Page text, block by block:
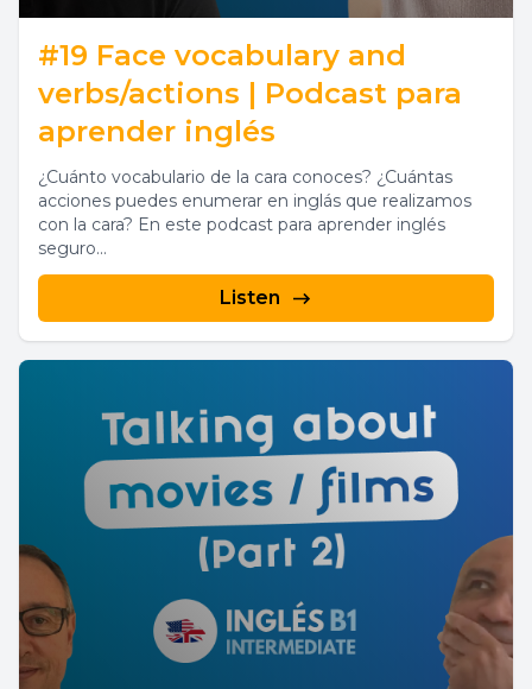
#19 Face vocabulary and
verbs/actions | Podcast para
aprender inglés
¿Cuánto vocabulario de la cara conoces? ¿Cuántas
acciones puedes enumerar en inglás que realizamos
con la cara? En este podcast para aprender inglés
seguro...
Listen